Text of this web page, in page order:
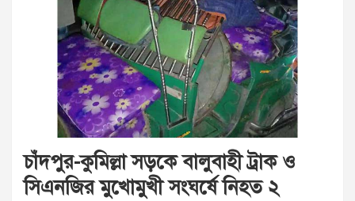
চাঁদপুর-কুমিল্লা সড়কে বালুবাহী ট্রাক ও
সিএনজির মুখোমুখী সংঘর্ষে নিহত ২